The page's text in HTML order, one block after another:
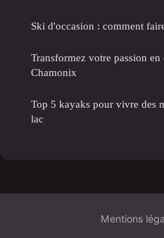
Ski d'occasion : comment
Transformez votre passion
Chamonix
Top 5 kayaks pour vivre des
lac
Mentions